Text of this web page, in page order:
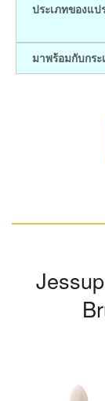
ประเภทของแ
มาพร้อมกับกระ